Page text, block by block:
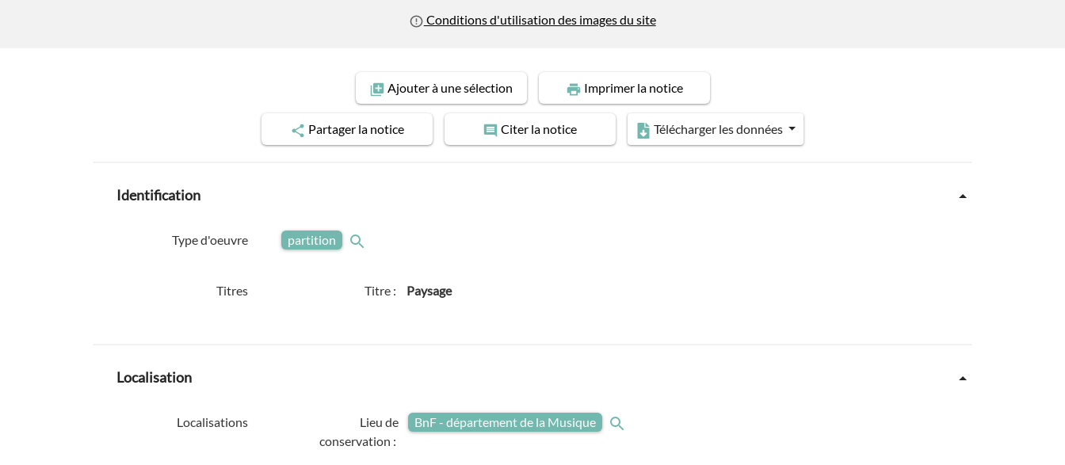
Conditions d'utilisation des images du site
Ajouterà une sélection Imprimerla notice
Partagerla notice Citer la notice Télécharger les données
Identification
Type d'oeuvre partition
Titres Titre : Paysage
Localisation
Localisations
Lieu de
conservation :
BnF - département de la Musique